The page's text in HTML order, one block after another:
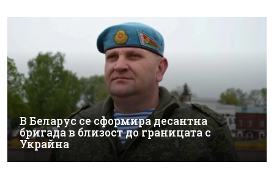
В Беларус се сформира десантна
бригада в близост до границата с
Украйна